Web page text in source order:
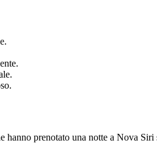
prenotato una notte a Nova